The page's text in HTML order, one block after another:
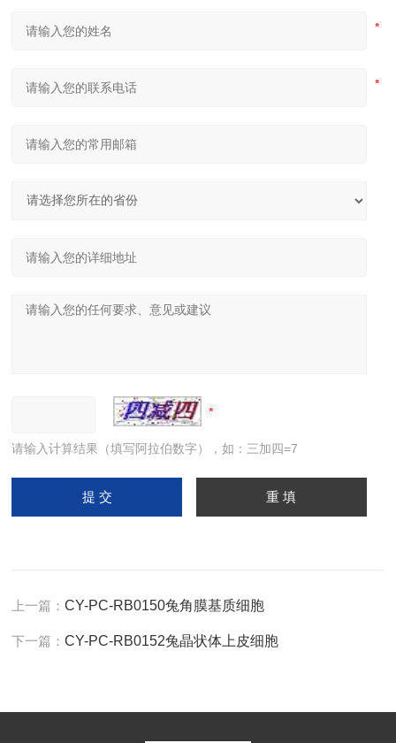
请输入计算结果（填写阿拉伯数字），如：三加四=7
上一篇：CY-PC-RB0150兔角膜基质细胞
下一篇：CY-PC-RB0152兔晶状体上皮细胞